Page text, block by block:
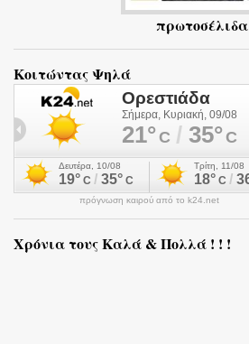
πρωτοσέλιδα
Κοιτώντας Ψηλά
πρόγνωση καιρού από το k24.net
Χρόνια τους Καλά & Πολλά ! ! !